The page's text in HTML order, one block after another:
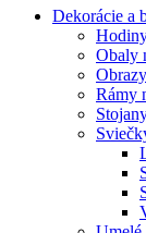
Dekorácie a
Obaly
Obrazy
Rámy